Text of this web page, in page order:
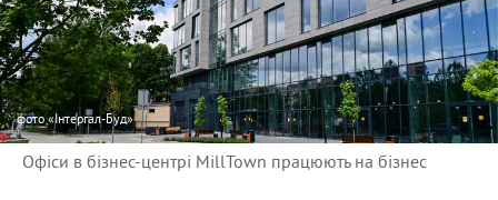
фото«Інтергал-Буд»
Офіси в бізнес-центрі MillTown працюють на бізнес